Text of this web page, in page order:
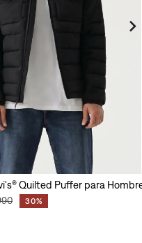
Quilted Puffer para
30%